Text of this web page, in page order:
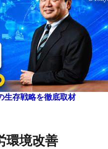
生存戦略を徹底取材
環境改善